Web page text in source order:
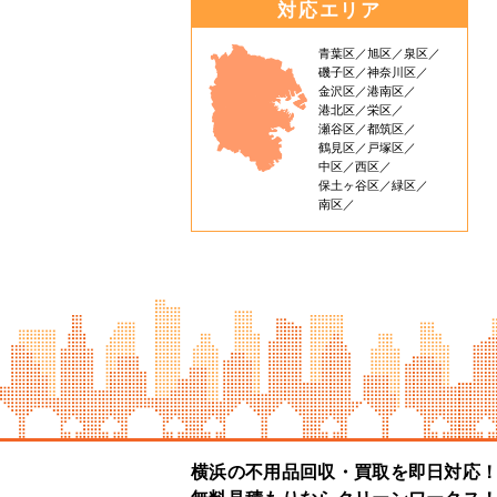
対応エリア
青葉区 旭区
泉区
磯子区
神奈川区
金沢区
港南区
港北区
栄区
瀬谷区
都筑区
鶴見区
戸塚区
中区
西区
保土ヶ谷区
緑区
南区
横浜の不用品回収・買取を即日対応